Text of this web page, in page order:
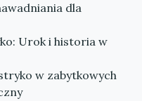
dla
Urok i historia w
w zabytkowych